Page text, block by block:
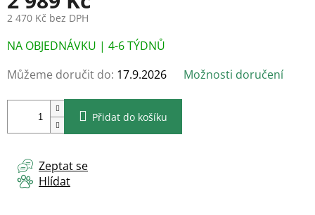
2 470 Kč bez DPH
Měrná
cena:
NA OBJEDNÁVKU | 4-6 TÝDNŮ
Můžeme doručit do: 17.9.2026 Možnosti doručení
Přidat do košíku
Zeptat se
Hlídat